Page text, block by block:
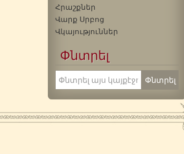
Հրաշքներ
Վարք Սրբոց
Վկայություններ
Փնտրել